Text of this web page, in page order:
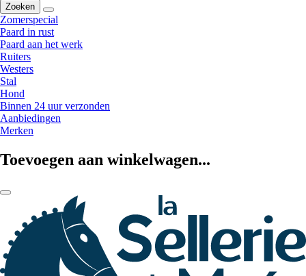
Zoeken
Zomerspecial
Paard in rust
Paard aan het werk
Ruiters
Westers
Stal
Hond
Binnen 24 uur verzonden
Aanbiedingen
Merken
Toevoegen aan winkelwagen...